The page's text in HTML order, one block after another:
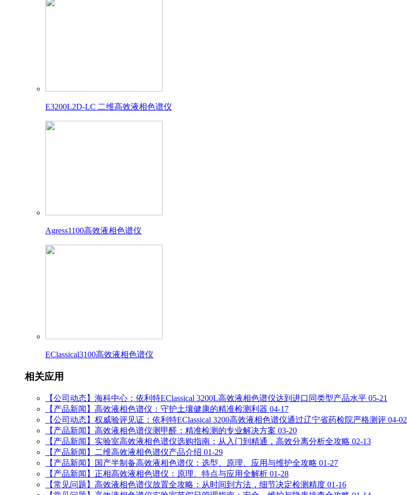
E3200L2D-LC 二维高效液相色谱仪
Agress1100高效液相色谱仪
EClassical3100高效液相色谱仪
相关应用
【公司动态】海科中心：依利特EClassical 3200L高效液相色谱仪达到进口同类型产品水平 05-21
【产品新闻】高效液相色谱仪：守护土壤健康的精准检测利器 04-17
【公司动态】权威验评见证：依利特EClassical 3200高效液相色谱仪通过辽宁省药检院严格测评 04-02
【产品新闻】高效液相色谱仪测甲醛：精准检测的专业解决方案 03-20
【产品新闻】实验室高效液相色谱仪选购指南：从入门到精通，高效分离分析全攻略 02-13
【产品新闻】二维高效液相色谱仪产品介绍 01-29
【产品新闻】国产半制备高效液相色谱仪：选型、原理、应用与维护全攻略 01-27
【产品新闻】正相高效液相色谱仪：原理、特点与应用全解析 01-28
【常见问题】高效液相色谱仪放置全攻略：从时间到方法，细节决定检测精度 01-16